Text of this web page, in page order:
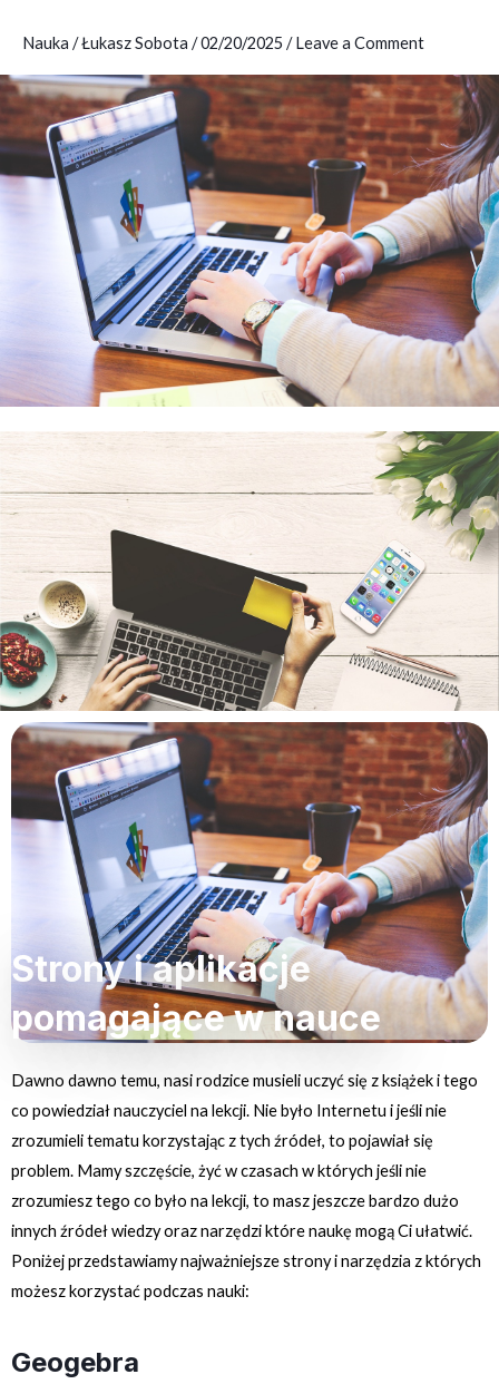
Nauka /Łukasz Sobota /02/20/2025 /Leave a Comment
Strony i aplikacje
pomagające w nauce
Dawno dawno temu, nasi rodzice musieli uczyć się z książek i tego
co powiedział nauczyciel na lekcji. Nie było Internetu i jeśli nie
zrozumieli tematu korzystając z tych źródeł, to pojawiał się
problem. Mamy szczęście, żyć w czasach w których jeśli nie
zrozumiesz tego co było na lekcji, to masz jeszcze bardzo dużo
innych źródeł wiedzy oraz narzędzi które naukę mogą Ci ułatwić.
Poniżej przedstawiamy najważniejsze strony i narzędzia z których
możesz korzystać podczas nauki:
Geogebra